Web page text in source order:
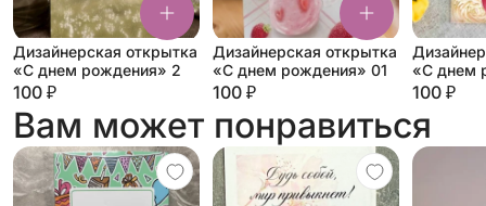
Дизайнерская открытка
«С днем рождения» 2
100 ₽
Дизайнерская открытка
«С днем рождения» 01
100 ₽
«С днем
100 ₽
Вам может понравиться